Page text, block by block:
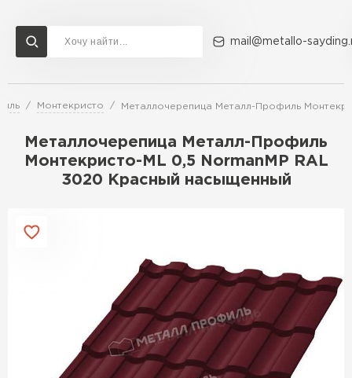
mail@metallo-
Монтекристо Металлочерепица Металл-Профиль
Металлочерепица Металл-Профиль
Монтекристо-ML 0,5 NormanMP RAL
3020 Красный насыщенный
Доставка и оплата Акции О компании Контакты
Перейти в каталог